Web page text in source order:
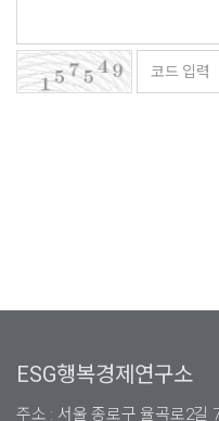
ESG행복경제연구소
주소 : 서울 종로구 율곡로2길